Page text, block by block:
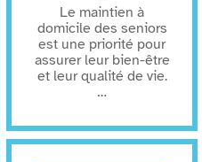
Le maintien à
domicile des seniors
est une priorité pour
assurer leur bien-être
et leur qualité de vie.
…